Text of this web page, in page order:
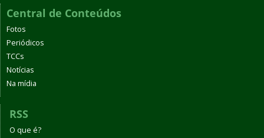
Central de Conteúdos
Fotos
Periódicos
TCCs
Notícias
Na mídia
RSS
O que é?